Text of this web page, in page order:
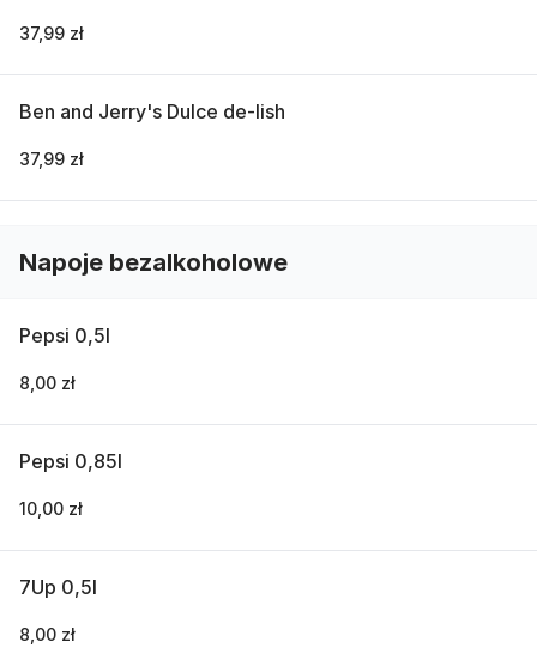
37,99 zł
Ben and Jerry's Dulce de-lish
37,99 zł
Napoje bezalkoholowe
Pepsi 0,5l
8,00 zł
Pepsi 0,85l
10,00 zł
7Up 0,5l
8,00 zł